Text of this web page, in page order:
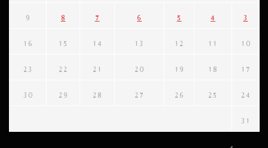
3
4
5
6
7
8
9
10
11
12
13
14
15
16
17
18
19
20
21
22
23
24
25
26
27
28
29
30
31